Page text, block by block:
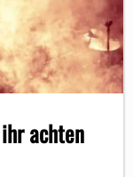
achten